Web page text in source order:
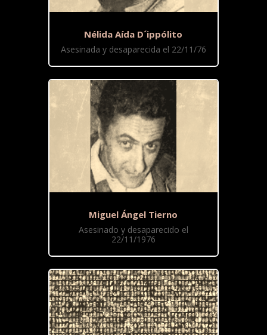
Nélida Aída D´ippólito
Asesinada y desaparecida el 22/11/76
Miguel Ángel Tierno
Asesinado y desaparecido el
22/11/1976